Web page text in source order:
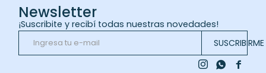
Newsletter
¡Suscribite y recibí todas nuestras novedades!
SUSCRIBIRME

 